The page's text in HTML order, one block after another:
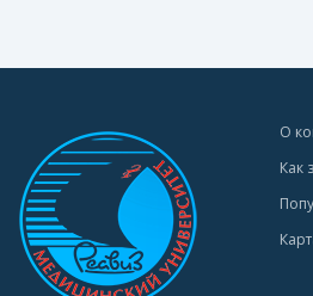
О
Как